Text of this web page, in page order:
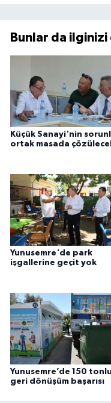
Bunlar da
Küçük Sanayi'nin
ortak masada
Yunusemre'de park
işgallerine geçit yok
Yunusemre’de 150
geri dönüşüm başarısı